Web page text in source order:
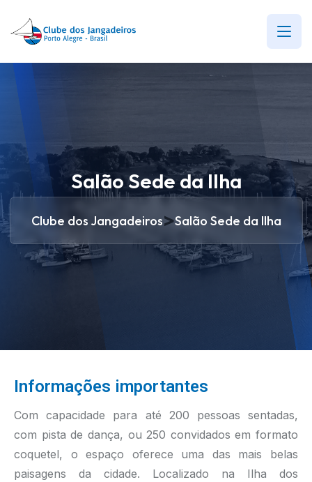
Salão Sede da Ilha
Clube dos Jangadeiros>Salão Sede da Ilha
Informações importantes
Com capacidade para até 200 pessoas sentadas,
com pista de dança, ou 250 convidados em formato
coquetel, o espaço oferece uma das mais belas
paisagens da cidade. Localizado na Ilha dos